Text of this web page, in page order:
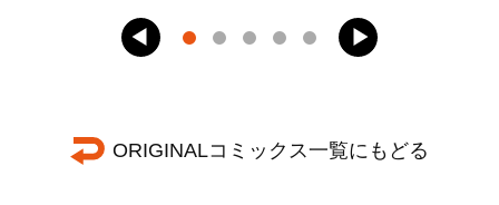
ORIGINALコミックス一覧にもどる